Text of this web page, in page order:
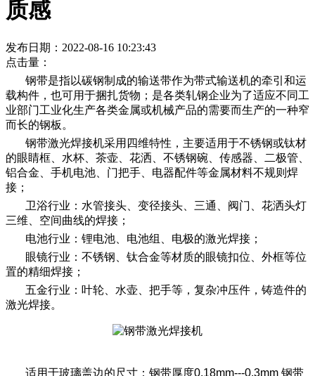
质感
发布日期：2022-08-16 10:23:43
点击量：
钢带是指以碳钢制成的输送带作为带式输送机的牵引和运
载构件，也可用于捆扎货物；是各类轧钢企业为了适应不同工
业部门工业化生产各类金属或机械产品的需要而生产的一种窄
而长的钢板。
钢带激光焊接机采用四维特性，主要适用于不锈钢或钛材
的眼睛框、水杯、茶壶、花洒、不锈钢碗、传感器、二极管、
铝合金、手机电池、门把手、电器配件等金属材料不规则焊
接；
卫浴行业：水管接头、变径接头、三通、阀门、花洒头灯
三维、空间曲线的焊接；
电池行业：锂电池、电池组、电极的激光焊接；
眼镜行业：不锈钢、钛合金等材质的眼镜扣位、外框等位
置的精细焊接；
五金行业：叶轮、水壶、把手等，复杂冲压件，铸造件的
激光焊接。
适用于玻璃盖边的尺寸：钢带厚度0.18mm---0.3mm 钢带